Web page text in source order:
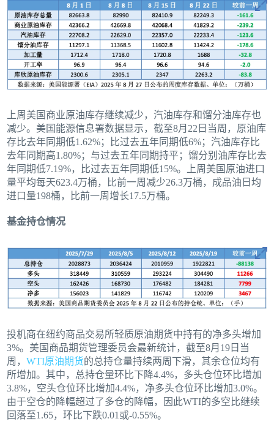
上周美国商业原油库存继续减少，汽油库存和馏分油库存也
减少。美国能源信息署数据显示，截至8月22日当周，原油库
存比去年同期低1.62%；比过去五年同期低6%；汽油库存比
去年同期高1.80%；与过去五年同期持平；馏分别油库存比去
年同期低7.19%，比过去五年同期低15%。上周美国原油进口
量平均每天623.4万桶，比前一周减少26.3万桶，成品油日均
进口量198桶，比前一周增长17.5万桶。
基金持仓情况
投机商在纽约商品交易所轻质原油期货中持有的净多头增加
3%。美国商品期货管理委员会最新统计，截至8月19日当
周，WTI原油期货的总持仓量持续两周下滑，其余仓位均有
所增加。其中，总持仓量环比下降4.4%，多头仓位环比增加
3.8%，空头仓位环比增加4.4%，净多头仓位环比增加3.0%。
由于空仓的降幅超过了多仓的降幅，因此WTI的多空比继续
回落至1.65，环比下跌0.01或-0.55%。